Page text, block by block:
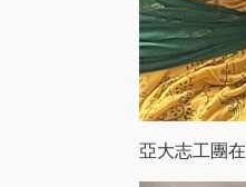
亞大志工團